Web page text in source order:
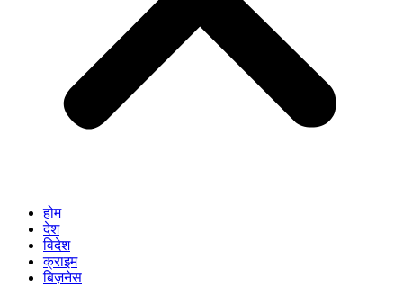
होम
देश
विदेश
क्राइम
बिज़नेस